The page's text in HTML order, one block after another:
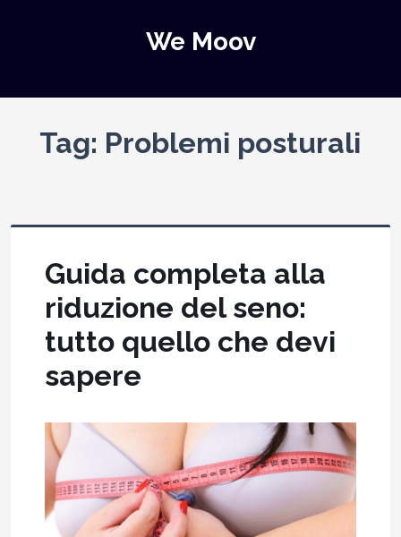
We Moov
Tag: Problemi posturali
Guida completa alla
riduzione del seno:
tutto quello che devi
sapere